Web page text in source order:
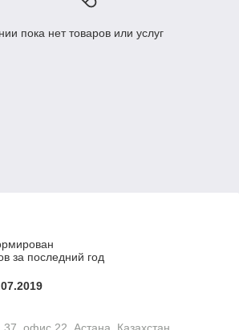
пока нет товаров или услуг
за последний год